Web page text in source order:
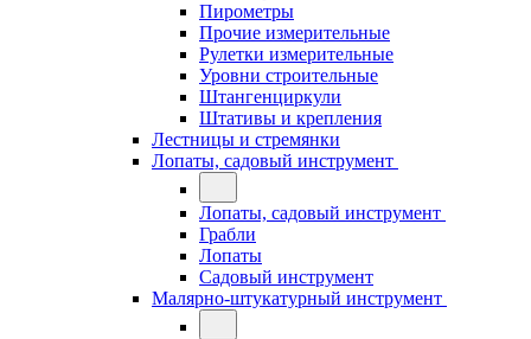
Пирометры
Прочие измерительные
Рулетки измерительные
Уровни строительные
Штангенциркули
Штативы и крепления
Лестницы и стремянки
Лопаты, садовый инструмент
Лопаты, садовый инструмент
Грабли
Лопаты
Садовый инструмент
Малярно-штукатурный инструмент